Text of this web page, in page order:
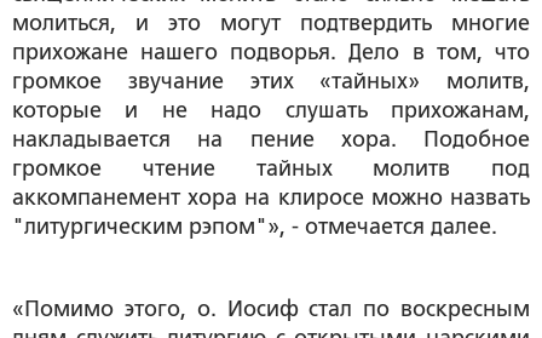
молиться, и это могут подтвердить многие
прихожане нашего подворья. Дело в том, что
громкое звучание этих «тайных» молитв,
которые и не надо слушать прихожанам,
накладывается на пение хора. Подобное
громкое чтение тайных молитв под
аккомпанемент хора на клиросе можно назвать
"литургическим рэпом"», - отмечается далее.
«Помимо этого, о. Иосиф стал по воскресным